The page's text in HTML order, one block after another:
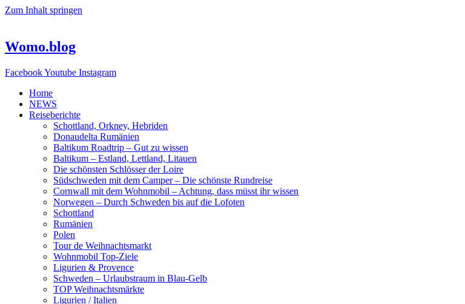
Zum Inhalt springen
Womo.blog
FacebookYoutube Instagram
Home
NEWS
Reiseberichte
Schottland, Orkney, Hebriden
Donaudelta Rumänien
Baltikum Roadtrip – Gut zu wissen
Baltikum – Estland, Lettland, Litauen
Die schönsten Schlösser der Loire
Südschweden mit dem Camper – Die schönste Rundreise
Cornwall mit dem Wohnmobil – Achtung, dass müsst ihr wissen
Norwegen – Durch Schweden bis auf die Lofoten
Schottland
Rumänien
Polen
Tour de Weihnachtsmarkt
Wohnmobil Top-Ziele
Ligurien & Provence
Schweden – Urlaubstraum in Blau-Gelb
TOP Weihnachtsmärkte
Ligurien / Italien